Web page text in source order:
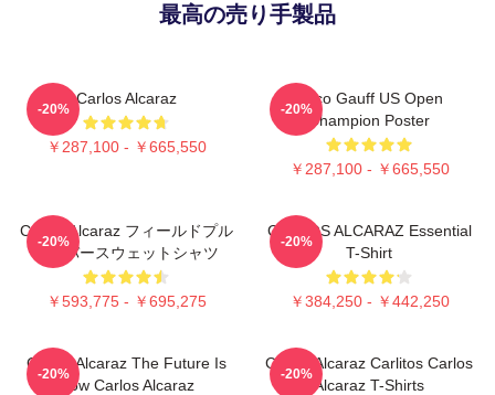
最高の売り手製品
Carlos Alcaraz
￥287,100 - ￥665,550
-20%
Coco Gauff US Open
Champion Poster
￥287,100 - ￥665,550
-20%
Carlos Alcaraz フィールドプル
オーバースウェットシャツ
￥593,775 - ￥695,275
-20%
CARLOS ALCARAZ Essential
T-Shirt
￥384,250 - ￥442,250
-20%
Carlos Alcaraz The Future Is
Now Carlos Alcaraz
-20%
Carlos Alcaraz Carlitos Carlos
Alcaraz T-Shirts
-20%